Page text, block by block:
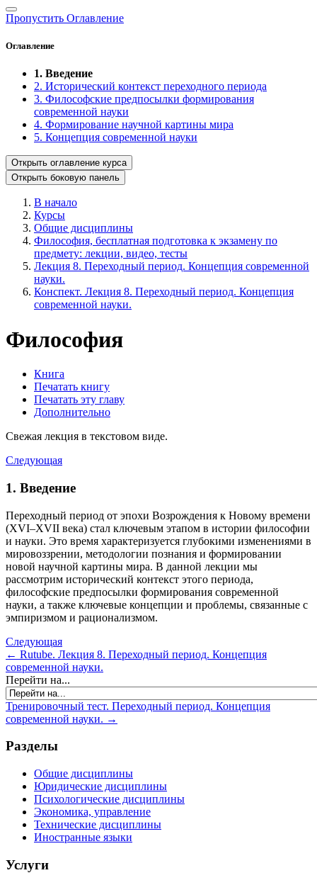
Пропустить Оглавление
Оглавление
1. Введение
2. Исторический контекст переходного периода
3. Философские предпосылки формирования
современной науки
4. Формирование научной картины мира
5. Концепция современной науки
Открыть оглавление курса
Открыть боковую панель
В начало
Курсы
Общие дисциплины
Философия, бесплатная подготовка к экзамену по
предмету: лекции, видео, тесты
Лекция 8. Переходный период. Концепция современной
науки.
Конспект. Лекция 8. Переходный период. Концепция
современной науки.
Философия
Книга
Печатать книгу
Печатать эту главу
Дополнительно
Свежая лекция в текстовом виде.
Следующая
1. Введение
Переходный период от эпохи Возрождения к Новому времени
(XVI–XVII века) стал ключевым этапом в истории философии
и науки. Это время характеризуется глубокими изменениями в
мировоззрении, методологии познания и формировании
новой научной картины мира. В данной лекции мы
рассмотрим исторический контекст этого периода,
философские предпосылки формирования современной
науки, а также ключевые концепции и проблемы, связанные с
эмпиризмом и рационализмом.
Следующая
← Rutube. Лекция 8. Переходный период. Концепция
современной науки.
Перейти на...
Тренировочный тест. Переходный период. Концепция
современной науки. →
Разделы
Общие дисциплины
Юридические дисциплины
Психологические дисциплины
Экономика, управление
Технические дисциплины
Иностранные языки
Услуги